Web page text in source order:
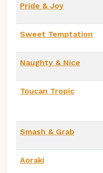
Pride & Joy
Sweet Temptation
Naughty & Nice
Toucan Tropic
Smash & Grab
Aoraki